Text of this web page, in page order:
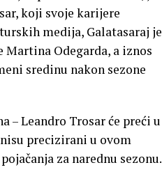
koji svoje karijere
medija, Galatasaraj je
Odegarda, a iznos
sredinu nakon sezone
– Leandro Trosar će preći u
precizirani u ovom
za narednu sezonu.